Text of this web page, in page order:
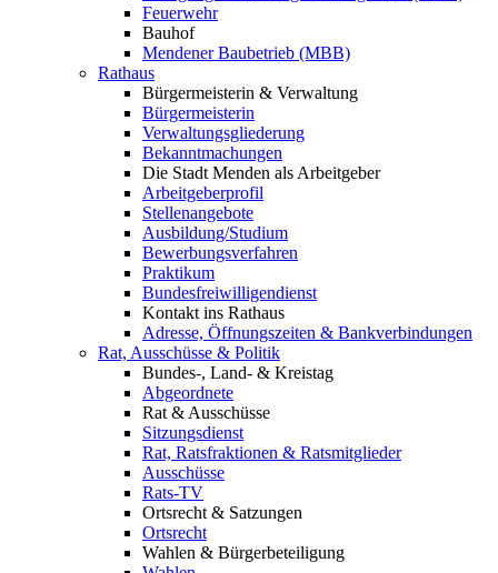
Feuerwehr
Bauhof
Mendener Baubetrieb (MBB)
Rathaus
Bürgermeisterin & Verwaltung
Bürgermeisterin
Verwaltungsgliederung
Bekanntmachungen
Die Stadt Menden als Arbeitgeber
Arbeitgeberprofil
Stellenangebote
Ausbildung/Studium
Bewerbungsverfahren
Praktikum
Bundesfreiwilligendienst
Kontakt ins Rathaus
Adresse, Öffnungszeiten & Bankverbindungen
Rat, Ausschüsse & Politik
Bundes-, Land- & Kreistag
Abgeordnete
Rat & Ausschüsse
Sitzungsdienst
Rat, Ratsfraktionen & Ratsmitglieder
Ausschüsse
Rats-TV
Ortsrecht & Satzungen
Ortsrecht
Wahlen & Bürgerbeteiligung